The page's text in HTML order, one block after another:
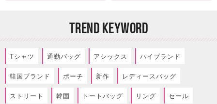
TREND KEYWORD
Tシャツ 通勤バッグ アシックス ハイブランド
韓国ブランド ポーチ 新作 レディースバッグ
ストリート 韓国 トートバッグ リング セール